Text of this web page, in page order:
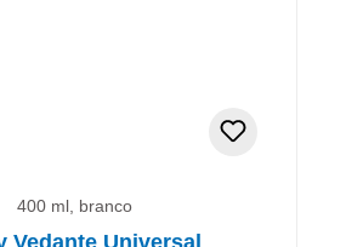
400 ml, branco
Vedante Universal